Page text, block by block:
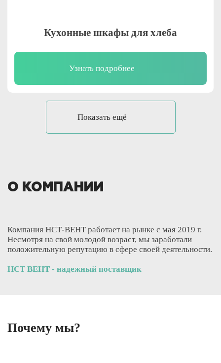
Кухонные шкафы для хлеба
Узнать подробнее
Показать ещё
О КОМПАНИИ
НСТ ВЕНТ - надежный поставщик
Компания НСТ-ВЕНТ работает на рынке с мая 2019 г.
Несмотря на свой молодой возраст, мы заработали
положительную репутацию в сфере своей деятельности.
Почему мы?